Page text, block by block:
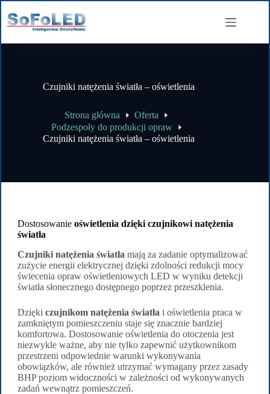
Czujniki natężenia światła – oświetlenia
Strona główna
Oferta
Podzespoły do produkcji opraw
Czujniki natężenia światła – oświetlenia
Dostosowanie oświetlenia dzięki czujnikowi natężenia
światła
Czujniki natężenia światła mają za zadanie optymalizować
zużycie energii elektrycznej dzięki zdolności redukcji mocy
świecenia opraw oświetleniowych LED w wyniku detekcji
światła słonecznego dostępnego poprzez przeszklenia.
Dzięki czujnikom natężenia światła i oświetlenia praca w
zamkniętym pomieszczeniu staje się znacznie bardziej
komfortowa. Dostosowanie oświetlenia do otoczenia jest
niezwykle ważne, aby nie tylko zapewnić użytkownikom
przestrzeni odpowiednie warunki wykonywania
obowiązków, ale również utrzymać wymagany przez zasady
BHP poziom widoczności w zależności od wykonywanych
zadań wewnątrz pomieszczeń.